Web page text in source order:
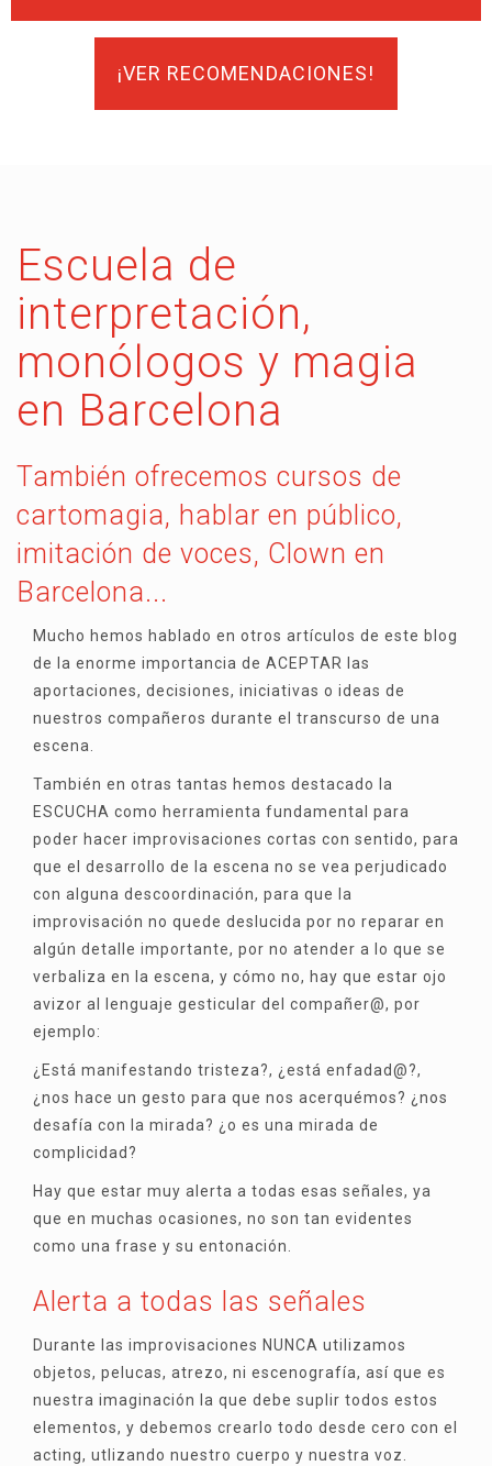
¡VER RECOMENDACIONES!
Escuela de
interpretación,
monólogos y magia
en Barcelona
También ofrecemos cursos de
cartomagia, hablar en público,
imitación de voces, Clown en
Barcelona...
Mucho hemos hablado en otros artículos de este blog
de la enorme importancia de ACEPTAR las
aportaciones, decisiones, iniciativas o ideas de
nuestros compañeros durante el transcurso de una
escena.
También en otras tantas hemos destacado la
ESCUCHA como herramienta fundamental para
poder hacer improvisaciones cortas con sentido, para
que el desarrollo de la escena no se vea perjudicado
con alguna descoordinación, para que la
improvisación no quede deslucida por no reparar en
algún detalle importante, por no atender a lo que se
verbaliza en la escena, y cómo no, hay que estar ojo
avizor al lenguaje gesticular del compañer@, por
ejemplo:
¿Está manifestando tristeza?, ¿está enfadad@?,
¿nos hace un gesto para que nos acerquémos? ¿nos
desafía con la mirada? ¿o es una mirada de
complicidad?
Hay que estar muy alerta a todas esas señales, ya
que en muchas ocasiones, no son tan evidentes
como una frase y su entonación.
Alerta a todas las señales
Durante las improvisaciones NUNCA utilizamos
objetos, pelucas, atrezo, ni escenografía, así que es
nuestra imaginación la que debe suplir todos estos
elementos, y debemos crearlo todo desde cero con el
acting, utlizando nuestro cuerpo y nuestra voz.